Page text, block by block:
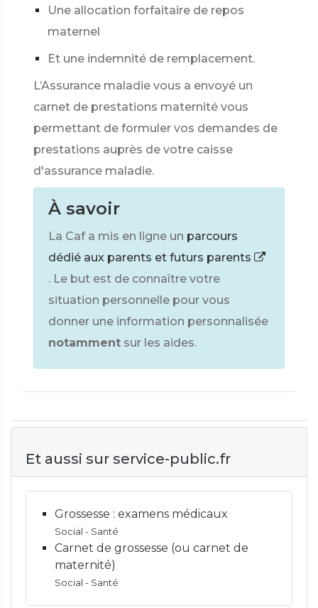
Une allocation forfaitaire de repos
maternel
Et une indemnité de remplacement.
L’Assurance maladie vous a envoyé un
carnet de prestations maternité vous
permettant de formuler vos demandes de
prestations auprès de votre caisse
d'assurance maladie.
À savoir
La Caf a mis en ligne un parcours
dédié aux parents et futurs parents
. Le but est de connaître votre
situation personnelle pour vous
donner une information personnalisée
notamment sur les aides.
Et aussi sur service-public.fr
Grossesse : examens médicaux
Social - Santé
Carnet de grossesse (ou carnet de
maternité)
Social - Santé